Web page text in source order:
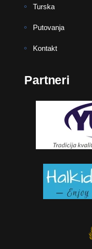
Turska
Putovanja
Kontakt
Partneri